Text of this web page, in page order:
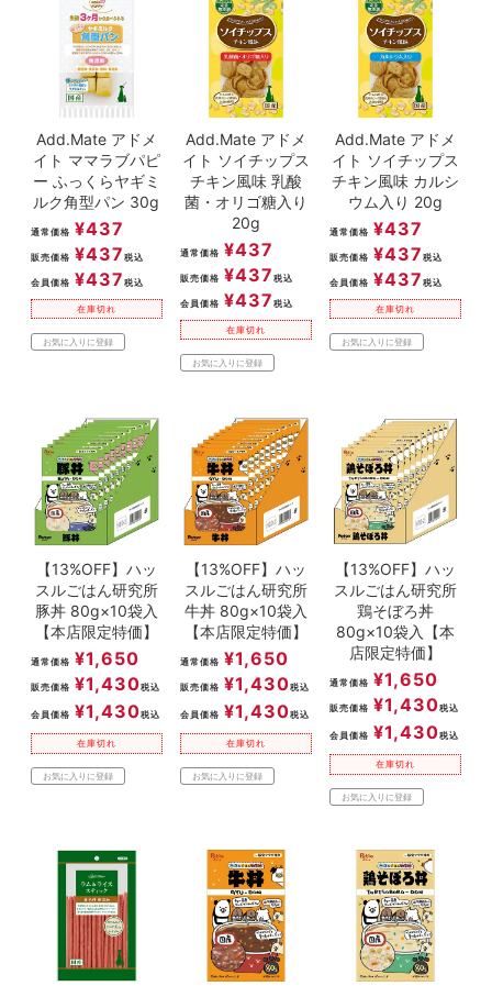
Add.Mate アドメ
イト ママラブパピ
ー ふっくらヤギミ
ルク角型パン 30g
通常価格 ¥437
販売価格 ¥437 税込
会員価格 ¥437 税込
在庫切れ
お気に入りに登録
Add.Mate アドメ
イト ソイチップス
チキン風味 乳酸
菌・オリゴ糖入り
20g
通常価格 ¥437
販売価格 ¥437 税込
会員価格 ¥437 税込
在庫切れ
お気に入りに登録
Add.Mate アドメ
イト ソイチップス
チキン風味 カルシ
ウム入り 20g
通常価格 ¥437
販売価格 ¥437 税込
会員価格 ¥437 税込
在庫切れ
お気に入りに登録
【13%OFF】ハッ
スルごはん研究所
豚丼 80g×10袋入
【本店限定特価】
通常価格 ¥1,650
販売価格 ¥1,430税込
会員価格 ¥1,430税込
在庫切れ
お気に入りに登録
【13%OFF】ハッ
スルごはん研究所
牛丼 80g×10袋入
【本店限定特価】
通常価格 ¥1,650
販売価格 ¥1,430税込
会員価格 ¥1,430税込
在庫切れ
お気に入りに登録
【13%OFF】ハッ
スルごはん研究所
鶏そぼろ丼
80g×10袋入【本
店限定特価】
通常価格 ¥1,650
販売価格 ¥1,430税込
会員価格 ¥1,430税込
在庫切れ
お気に入りに登録